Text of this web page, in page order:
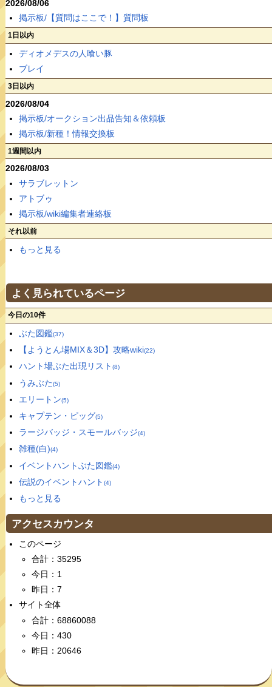
2026/08/06
掲示板/【質問はここで！】質問板
1日以内
ディオメデスの人喰い豚
ブレイ
3日以内
2026/08/04
掲示板/オークション出品告知＆依頼板
掲示板/新種！情報交換板
1週間以内
2026/08/03
サラブレットン
アトブゥ
掲示板/wiki編集者連絡板
それ以前
もっと見る
よく見られているページ
今日の10件
ぶた図鑑(37)
【ようとん場MIX＆3D】攻略wiki(22)
ハント場ぶた出現リスト (8)
うみぶた(5)
エリートン(5)
キャプテン・ピッグ(5)
ラージバッジ・スモールバッジ(4)
雑種(白)(4)
イベントハントぶた図鑑(4)
伝説のイベントハント (4)
もっと見る
アクセスカウンタ
このページ
合計：35295
今日：1
昨日：7
サイト全体
合計：68860088
今日：430
昨日：20646